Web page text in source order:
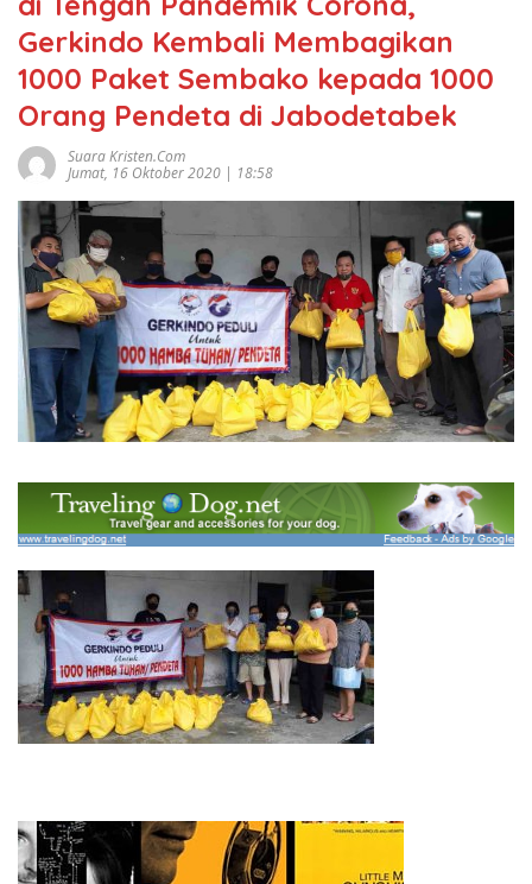
Gerkindo Kembali Membagikan
1000 Paket Sembako kepada 1000
Orang Pendeta di Jabodetabek
Suara Kristen.com
Jumat, 16 Oktober 2020 | 18:58